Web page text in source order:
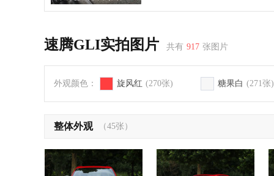
速腾GLI实拍图片 共有 917 张图片
外观颜色： 旋风红 (270张) 糖果白 (271张)
整体外观 （45张）